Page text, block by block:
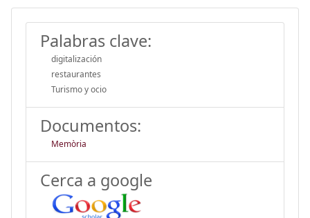
Palabras clave:
digitalización
restaurantes
Turismo y ocio
Documentos:
Memòria
Cerca a google